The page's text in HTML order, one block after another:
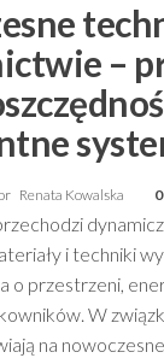
–
Renata Kowalska 0
i techniki
o przestrzeni,
W
na